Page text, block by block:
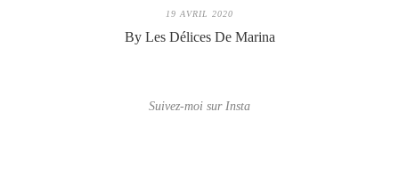
19 AVRIL 2020
By Les Délices De Marina
Suivez-moi sur Insta